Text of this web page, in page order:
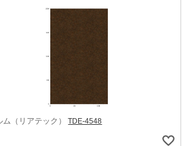
（リアテック）
TDE-4548